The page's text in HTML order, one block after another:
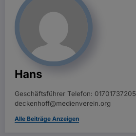
Hans
Geschäftsführer Telefon: 01701737205
deckenhoff@medienverein.org
Alle Beiträge Anzeigen